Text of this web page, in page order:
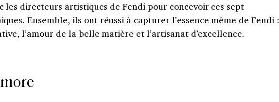
les directeurs artistiques de Fendi pour concevoir ces sept
Ensemble, ils ont réussi à capturer l’essence même de Fendi :
l’amour de la belle matière et l’artisanat d’excellence.